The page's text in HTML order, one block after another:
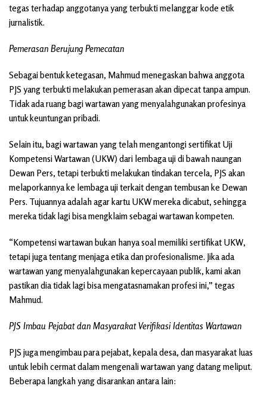
tegas terhadap anggotanya yang terbukti melanggar kode etik
jurnalistik.
Pemerasan Berujung Pemecatan
Sebagai bentuk ketegasan, Mahmud menegaskan bahwa anggota
PJS yang terbukti melakukan pemerasan akan dipecat tanpa ampun.
Tidak ada ruang bagi wartawan yang menyalahgunakan profesinya
untuk keuntungan pribadi.
Selain itu, bagi wartawan yang telah mengantongi sertifikat Uji
Kompetensi Wartawan (UKW) dari lembaga uji di bawah naungan
Dewan Pers, tetapi terbukti melakukan tindakan tercela, PJS akan
melaporkannya ke lembaga uji terkait dengan tembusan ke Dewan
Pers. Tujuannya adalah agar kartu UKW mereka dicabut, sehingga
mereka tidak lagi bisa mengklaim sebagai wartawan kompeten.
“Kompetensi wartawan bukan hanya soal memiliki sertifikat UKW,
tetapi juga tentang menjaga etika dan profesionalisme. Jika ada
wartawan yang menyalahgunakan kepercayaan publik, kami akan
pastikan dia tidak lagi bisa mengatasnamakan profesi ini,” tegas
Mahmud.
PJS Imbau Pejabat dan Masyarakat Verifikasi Identitas Wartawan
PJS juga mengimbau para pejabat, kepala desa, dan masyarakat luas
untuk lebih cermat dalam mengenali wartawan yang datang meliput.
Beberapa langkah yang disarankan antara lain: